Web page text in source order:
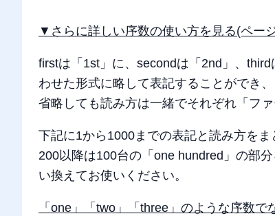
▼さらに詳しい序数の使い方を見る(ペー
firstは「1st」に、secondは「2nd」、
わせた形式に略して表記することができ
省略しても読み方は一緒でそれぞれ「フ
下記に1から1000までの表記と読み方をま
200以降は100台の「one hundred」の部
い換えてお使いください。
「one」「two」「three」のような序数